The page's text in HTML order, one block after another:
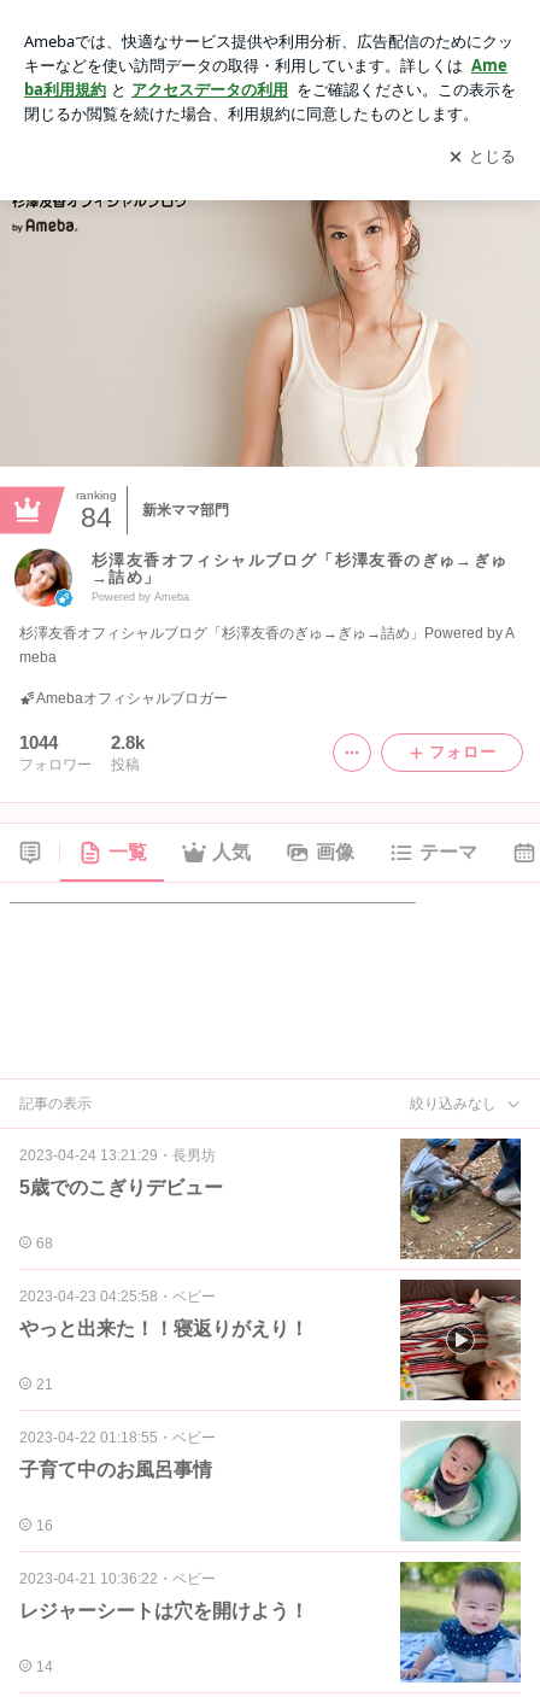
Powered by Ameba
アプリをダウンロードして ブログの更新通知
を受け取りまし
ょう。
開く
ranking
84 新米ママ部門
杉澤友香オフィシャルブログ「杉澤友香のぎゅ→ぎゅ
→詰め」
Powered by Ameba
杉澤友香オフィシャルブログ「杉澤友香のぎゅ→ぎゅ→詰め」Powered by A
meba
Amebaオフィシャルブロガー
1044
フォロワー
2.8k
投稿
フォロー
一覧 人気 画像 テーマ
記事の表示 絞り込みなし
2023-04-24 13:21:29 ・ 長男坊
5歳でのこぎりデビュー
68
2023-04-23 04:25:58 ・ ベビー
やっと出来た！！寝返りがえり！
21
2023-04-22 01:18:55 ・ ベビー
子育て中のお風呂事情
16
2023-04-21 10:36:22 ・ ベビー
レジャーシートは穴を開けよう！
14